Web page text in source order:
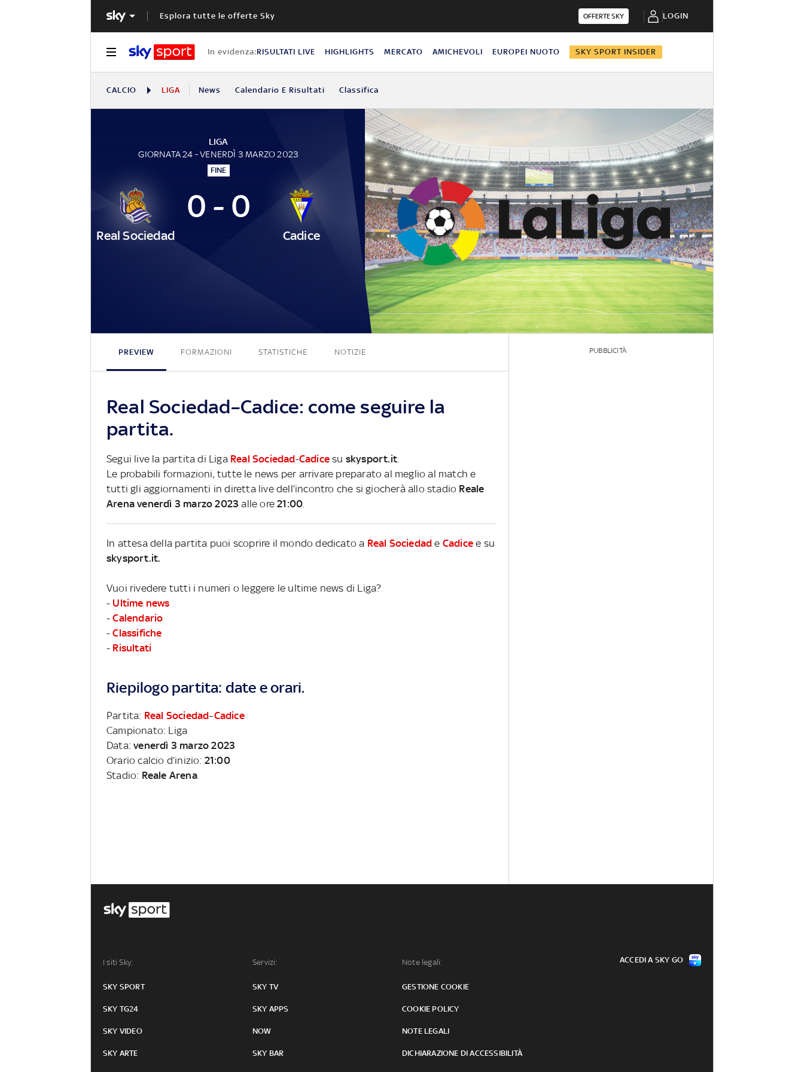
Esplora tutte le offerte Sky OFFERTE SKY LOGIN
In evidenza:RISULTATI LIVE HIGHLIGHTS MERCATO AMICHEVOLI EUROPEI NUOTO SKY SPORT INSIDER
CALCIO LIGA News Calendario E Risultati Classifica
LIGA
GIORNATA 24 - VENERDÌ 3 MARZO 2023
FINE
Real Sociedad
0 - 0
Cadice
0 - 0
PREVIEW FORMAZIONI STATISTICHE NOTIZIE
Real Sociedad–Cadice: come seguire la
partita.
Segui live la partita di Liga Real Sociedad-Cadice su skysport.it
Le probabili formazioni, tutte le news per arrivare preparato al meglio al match e
tutti gli aggiornamenti in diretta live dell’incontro che si giocherà allo stadio Reale
Arena venerdì 3 marzo 2023 alle ore21:00
In attesa della partita puoi scoprire il mondo dedicato a Real Sociedad e Cadice e su
skysport.it.
Vuoi rivedere tutti i numeri o leggere le ultime news di Liga?
- Ultime news
-Calendario
-Classifiche
- Risultati
Riepilogo partita: date e orari.
Partita: Real Sociedad–Cadice
Campionato: Liga
Data:venerdì 3 marzo 2023
Orario calcio d’inizio: 21:00
Stadio: Reale Arena
PUBBLICITÀ
I siti Sky:
SKY SPORT
SKY TG24
SKY VIDEO
SKY ARTE
Servizi:
SKY TV
SKY APPS
NOW
SKY BAR
Note legali:
GESTIONE COOKIE
COOKIE POLICY
NOTE LEGALI
DICHIARAZIONE DI ACCESSIBILITÀ
ACCEDI A SKY GO